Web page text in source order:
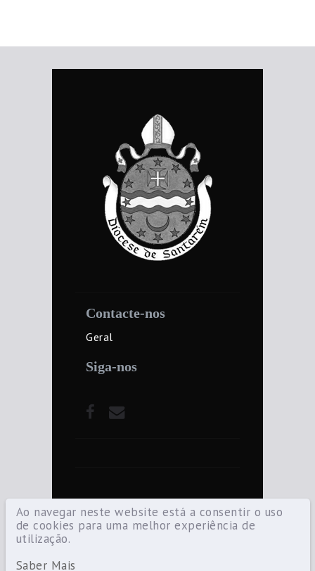
Ao navegar neste website está a consentir o uso
de cookies para uma melhor experiência de
utilização.
Saber Mais
Contacte-nos
Geral
Siga-nos
©2021 Diocese de Santarém — Todos os
direitos reservados.